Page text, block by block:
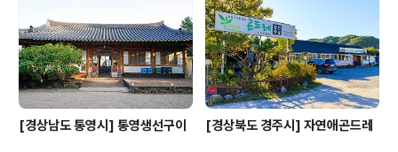
[경상남도 통영시] 통영생선구이 [경상북도 경주시] 자연애곤드레